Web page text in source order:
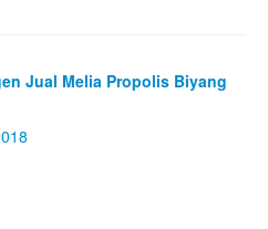
Jual Melia Propolis Biyang